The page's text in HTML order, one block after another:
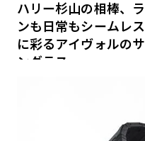
ハリー杉山の相棒、ラ
ンも日常もシームレス
に彩るアイヴォルのサ
ングラス